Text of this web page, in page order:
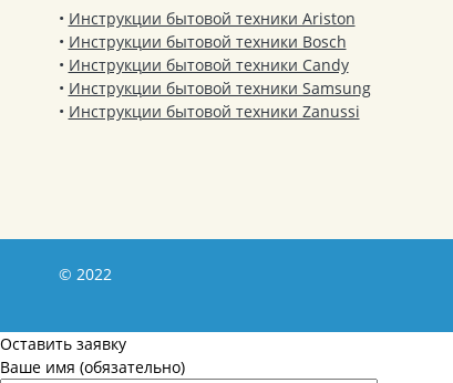
Инструкции бытовой техники Ariston
Инструкции бытовой техники Bosch
Инструкции бытовой техники Candy
Инструкции бытовой техники Samsung
Инструкции бытовой техники Zanussi
© 2022
Оставить заявку
Ваше имя (обязательно)